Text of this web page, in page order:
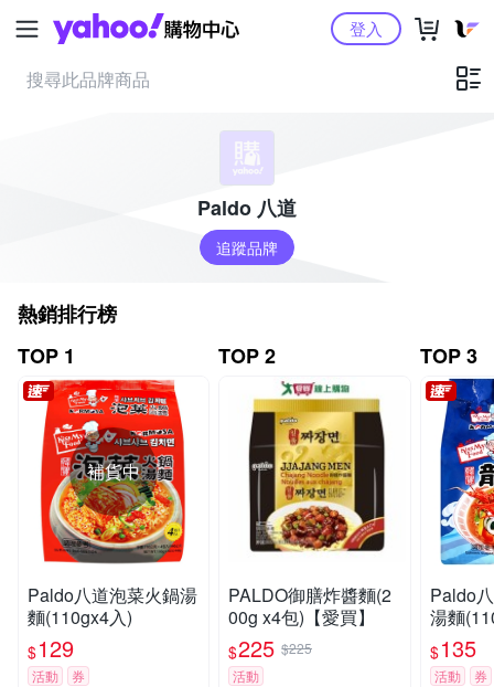
Yahoo購物中心登入
Paldo 八道
追蹤品牌
熱銷排行榜
TOP 1
補貨中
Paldo八道泡菜火鍋湯
麵(110gx4入)
$129
活動 券
TOP 2
PALDO御膳炸醬麵(2
00g x4包)【愛買】
$225 $225
活動
TOP 3
Paldo
湯麵
$135
活動 券